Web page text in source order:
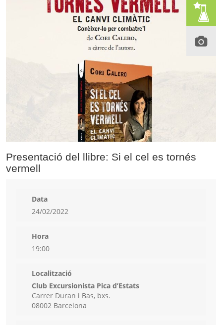
Presentació del llibre: Si el cel es tornés
vermell
Data
24/02/2022
Hora
19:00
Localització
Club Excursionista Pica d’Estats
Carrer Duran i Bas, bxs.
08002 Barcelona